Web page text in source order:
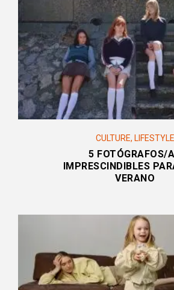
CULTURE, LIFESTYLE
5 FOTÓGRAFOS/
IMPRESCINDIBLES
VERANO